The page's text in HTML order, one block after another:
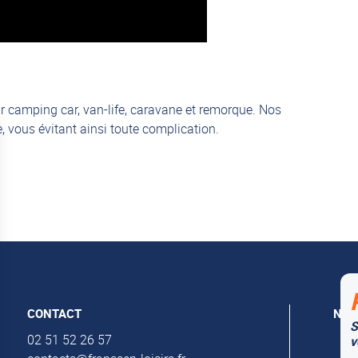
car, van-life, caravane et remorque. Nos
vous évitant ainsi toute complication.
CONTACT
02 51 52 26 57